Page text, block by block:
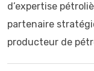
d’expertise
partenaire
producteur de